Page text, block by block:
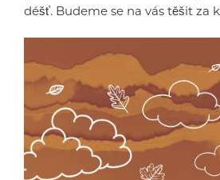
déšť. Budeme se na vás těšit za